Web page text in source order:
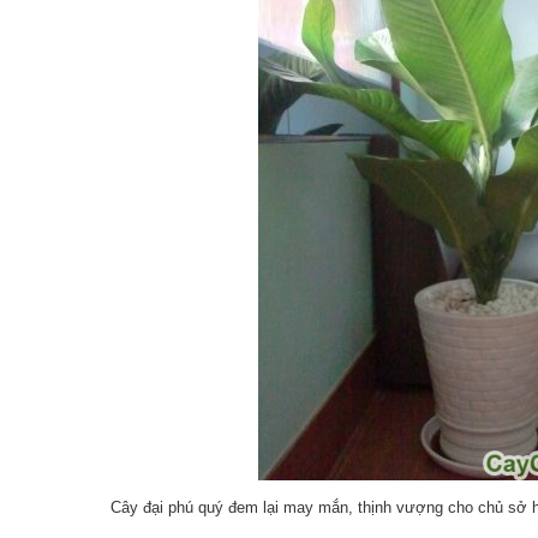
Cây đại phú quý đem lại may mắn, thịnh vượng cho chủ sở